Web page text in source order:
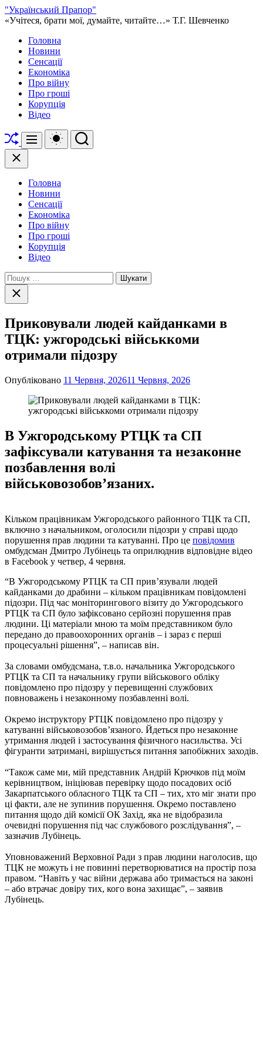
Перейти
до
"Український Прапор"
«Учітеся, брати мої, думайте, читайте…» Т.Г. Шевченко
Головна
Новини
Сенсації
Економіка
Про війну
Про гроші
Корупція
Відео
Перетасувати
Меню
Перемикач
кольорового
Пошук
Закрити
Головна
Новини
Сенсації
Економіка
Про війну
Про гроші
Корупція
Відео
Пошук:
Закрити
пошук
Приковували людей кайданками в
ТЦК: ужгородські військкоми
отримали підозру
Опубліковано 11 Червня, 202611 Червня, 2026
В Ужгородському РТЦК та СП
зафіксували катування та незаконне
позбавлення волі
військовозобов’язаних.
Кільком працівникам Ужгородського районного ТЦК та СП,
включно з начальником, оголосили підозри у справі щодо
порушення прав людини та катуванні. Про це повідомив
омбудсман Дмитро Лубінець та оприлюднив відповідне відео
в Facebook у четвер, 4 червня.
“В Ужгородському РТЦК та СП прив’язували людей
кайданками до драбини – кільком працівникам повідомлені
підозри. Під час моніторингового візиту до Ужгородського
РТЦК та СП було зафіксовано серйозні порушення прав
людини. Ці матеріали мною та моїм представником було
передано до правоохоронних органів – і зараз є перші
процесуальні рішення”, – написав він.
За словами омбудсмана, т.в.о. начальника Ужгородського
РТЦК та СП та начальнику групи військового обліку
повідомлено про підозру у перевищенні службових
повноважень і незаконному позбавленні волі.
Окремо інструктору РТЦК повідомлено про підозру у
катуванні військовозобов’язаного. Йдеться про незаконне
утримання людей і застосування фізичного насильства. Усі
фігуранти затримані, вирішується питання запобіжних заходів.
“Також саме ми, мій представник Андрій Крючков під моїм
керівництвом, ініціював перевірку щодо посадових осіб
Закарпатського обласного ТЦК та СП – тих, хто міг знати про
ці факти, але не зупинив порушення. Окремо поставлено
питання щодо дій комісії ОК Захід, яка не відобразила
очевидні порушення під час службового розслідування”, –
зазначив Лубінець.
Уповноважений Верховної Ради з прав людини наголосив, що
ТЦК не можуть і не повинні перетворюватися на простір поза
правом. “Навіть у час війни держава або тримається на законі
– або втрачає довіру тих, кого вона захищає”, – заявив
Лубінець.